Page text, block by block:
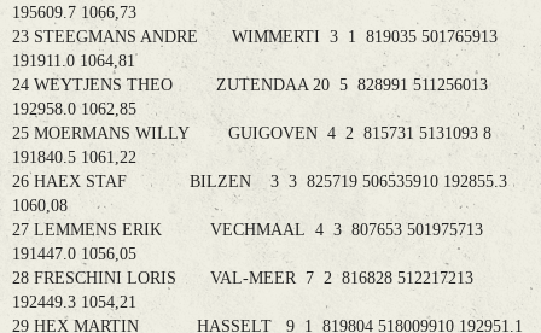
195609.7 1066,73
23 STEEGMANS ANDRE WIMMERTI 3 1 819035 501765913
191911.0 1064,81
24 WEYTJENS THEO ZUTENDAA 20 5 828991 511256013
192958.0 1062,85
25 MOERMANS WILLY GUIGOVEN 4 2 815731 5131093 8
191840.5 1061,22
26 HAEX STAF BILZEN 3 3 825719 506535910 192855.3
1060,08
27 LEMMENS ERIK VECHMAAL 4 3 807653 501975713
191447.0 1056,05
28 FRESCHINI LORIS VAL-MEER 7 2 816828 512217213
192449.3 1054,21
29 HEX MARTIN HASSELT 9 1 819804 518009910 192951.1